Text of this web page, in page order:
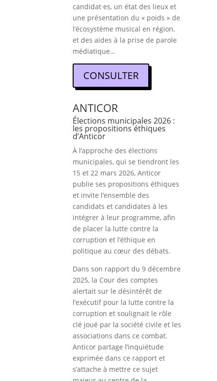
candidat·es, un état des lieux et
une présentation du « poids » de
l’écosystème musical en région,
et des aides à la prise de parole
médiatique…
CONSULTER
ANTICOR
Élections municipales 2026 :
les propositions éthiques
d’Anticor
À l’approche des élections
municipales, qui se tiendront les
15 et 22 mars 2026, Anticor
publie ses propositions éthiques
et invite l’ensemble des
candidats et candidates à les
intégrer à leur programme, afin
de placer la lutte contre la
corruption et l’éthique en
politique au cœur des débats.
Dans son rapport du 9 décembre
2025, la Cour des comptes
alertait sur le désintérêt de
l’exécutif pour la lutte contre la
corruption et soulignait le rôle
clé joué par la société civile et les
associations dans ce combat.
Anticor partage l’inquiétude
exprimée dans ce rapport et
s’attache à mettre ce sujet